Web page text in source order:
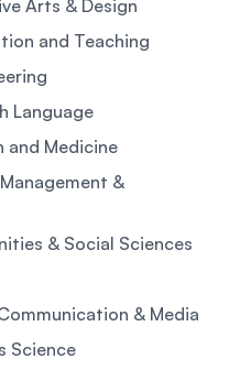
Arts & Design
and Teaching
Language
and Medicine
&
& Social Sciences
& Media
Science